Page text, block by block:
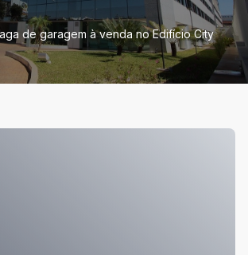
de garagem à venda no Edifício City